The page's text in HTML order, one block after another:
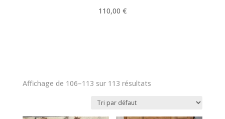
110,00 €
Affichage de 106–113 sur 113 résultats